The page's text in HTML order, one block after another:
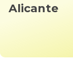
Alicante